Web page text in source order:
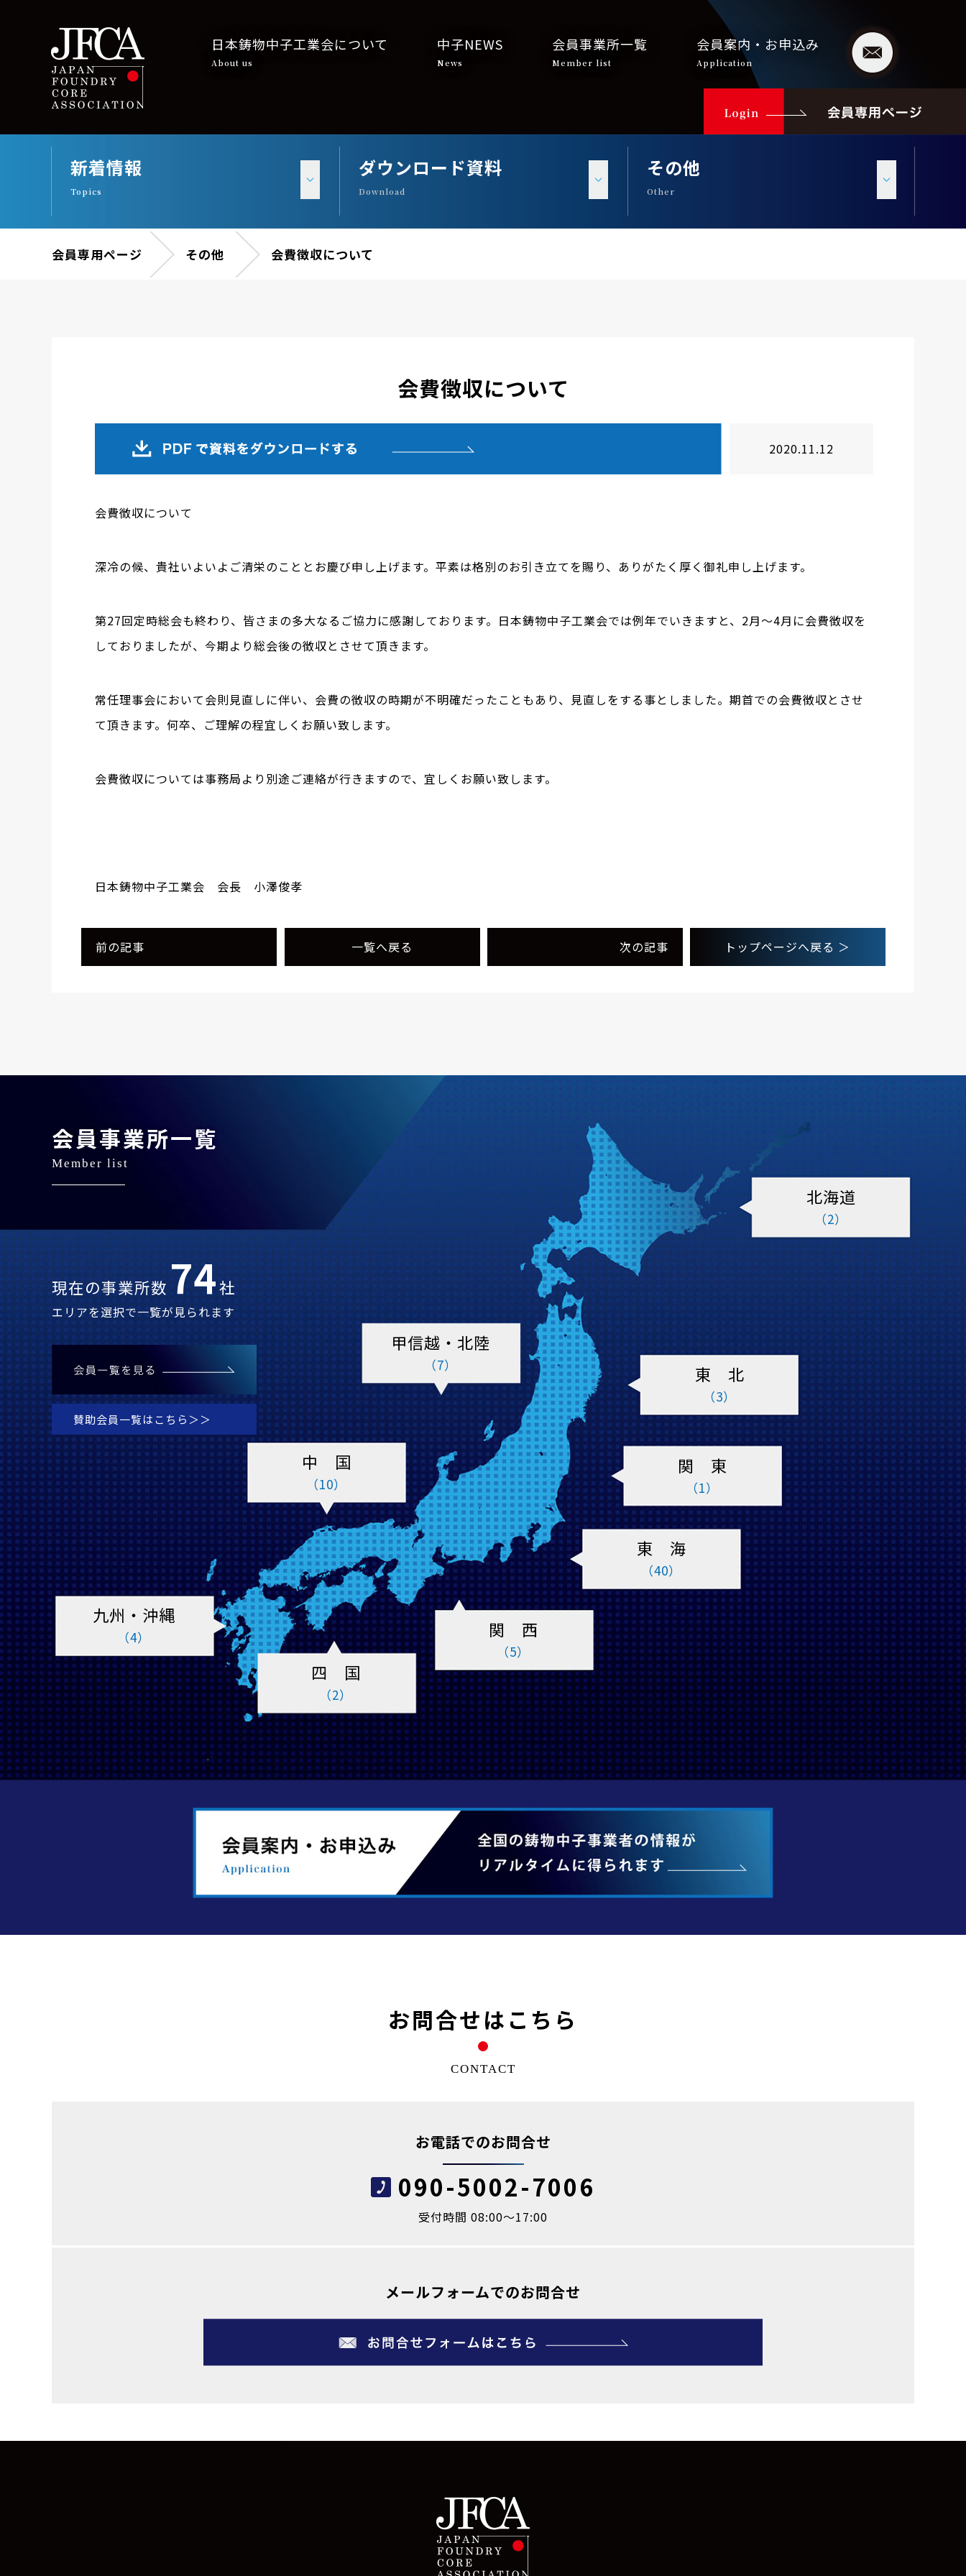
日本鋳物中子工業会について
About us
中子NEWS
News
会員事業所一覧
Member list
会員案内・お申込み
Application
新着情報
Topics
ダウンロード資料
Download
その他
Other
会員専用ページ その他 会費徴収について
会費徴収について
2020.11.12
会費徴収について
深冷の候、貴社いよいよご清栄のこととお慶び申し上げます。平素は格別のお引き立てを賜り、ありがたく厚く御礼申し上げます。
第27回定時総会も終わり、皆さまの多大なるご協力に感謝しております。日本鋳物中子工業会では例年でいきますと、2月～4月に会費徴収を
しておりましたが、今期より総会後の徴収とさせて頂きます。
常任理事会において会則見直しに伴い、会費の徴収の時期が不明確だったこともあり、見直しをする事としました。期首での会費徴収とさせ
て頂きます。何卒、ご理解の程宜しくお願い致します。
会費徴収については事務局より別途ご連絡が行きますので、宜しくお願い致します。
日本鋳物中子工業会 会長 小澤俊孝
前の記事 一覧へ戻る 次の記事 トップページへ戻る ＞
会員事業所一覧
Member list
現在の事業所数74社
エリアを選択で一覧が見られます
賛助会員一覧はこちら＞＞
北海道
（2）
東 北
（3）
甲信越・北陸
（7）
関 東
（1）
東 海
（40）
関 西
（5）
中 国
（10）
四 国
（2）
九州・沖縄
（4）
お問合せはこちら
CONTACT
お電話でのお問合せ
090-5002-7006
受付時間 08:00～17:00
メールフォームでのお問合せ